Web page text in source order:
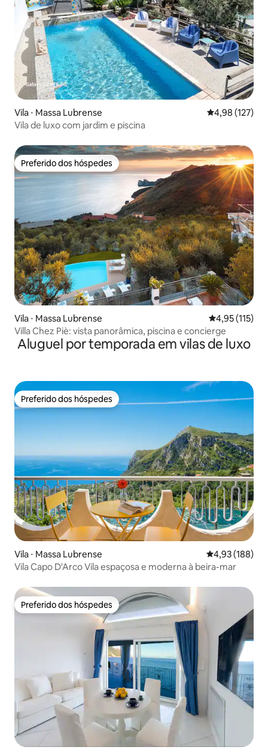
Vila ⋅ Massa Lubrense 4,98 de uma
4,98 (127)
Vila de luxo com jardim e piscina
Preferido dos hóspedes
Preferido dos hóspedes
Vila ⋅ Massa Lubrense 4,95 de uma
4,95 (115)
Villa Chez Piè: vista panorâmica, piscina e concierge
Aluguel por temporada em vilas de luxo
Preferido dos hóspedes
Preferido dos hóspedes
Vila ⋅ Massa Lubrense 4,93 de uma
4,93 (188)
Vila Capo D'Arco Vila espaçosa e moderna à beira-mar
Preferido dos hóspedes
Preferido dos hóspedes